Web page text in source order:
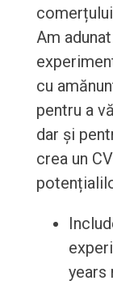
Am
cu
pentru a
dar și
crea un
years